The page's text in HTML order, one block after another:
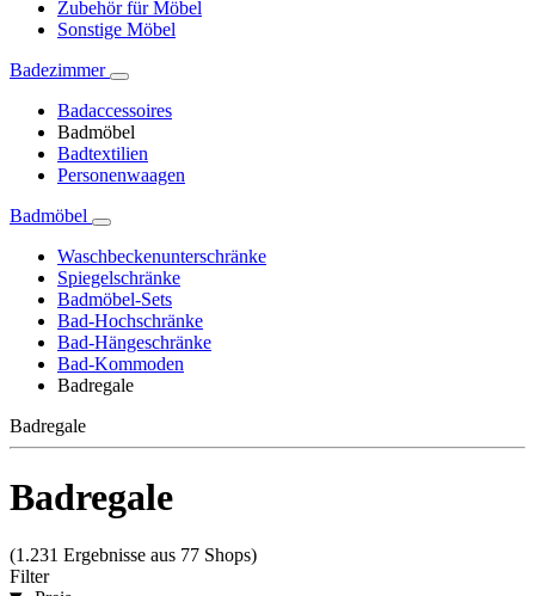
Zubehör für Möbel
Sonstige Möbel
Badezimmer
Badaccessoires
Badmöbel
Badtextilien
Personenwaagen
Badmöbel
Waschbeckenunterschränke
Spiegelschränke
Badmöbel-Sets
Bad-Hochschränke
Bad-Hängeschränke
Bad-Kommoden
Badregale
Badregale
Badregale
(1.231 Ergebnisse aus 77 Shops)
Filter